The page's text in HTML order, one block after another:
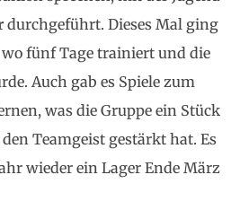
durchgeführt. Dieses Mal ging
fünf Tage trainiert und die
Auch gab es Spiele zum
was die Gruppe ein Stück
Teamgeist gestärkt hat. Es
wieder ein Lager Ende März